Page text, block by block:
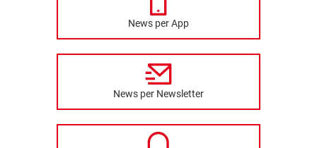
News per App
News per Newsletter